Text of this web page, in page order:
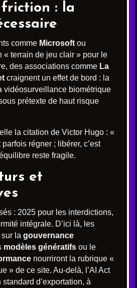
friction : la
comme Microsoft ou
« terrain de jeu clair » pour le
des associations comme La
craignent un effet de bord : la
vidéosurveillance biométrique
prétexte de haut risque
la citation de Victor Hugo : «
parfois régner ; libérer, c’est
reste fragile.
et
: 2025 pour les interdictions,
intégrale. D’ici là, les
la gouvernance
modèles génératifs ou le
nourriront la rubrique «
» de ce site. Au-delà, l’AI Act
d’exportation, à